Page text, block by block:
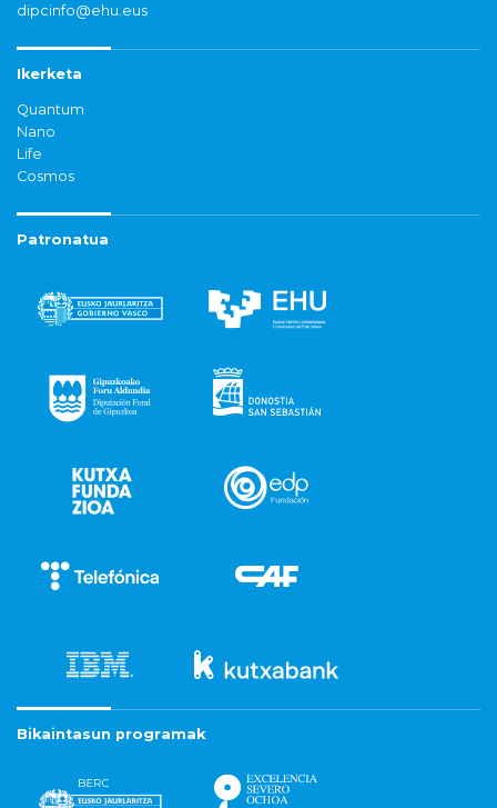
dipcinfo@ehu.eus
Ikerketa
Quantum
Nano
Life
Cosmos
Patronatua
Bikaintasun programak